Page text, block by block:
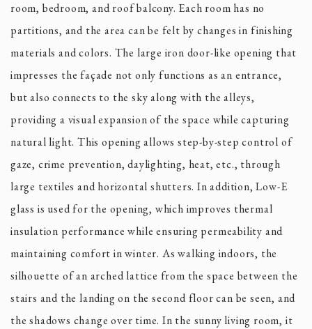
room, bedroom, and roof balcony. Each room has no
partitions, and the area can be felt by changes in finishing
materials and colors. The large iron door-like opening that
impresses the façade not only functions as an entrance,
but also connects to the sky along with the alleys,
providing a visual expansion of the space while capturing
natural light. This opening allows step-by-step control of
gaze, crime prevention, daylighting, heat, etc., through
large textiles and horizontal shutters. In addition, Low-E
glass is used for the opening, which improves thermal
insulation performance while ensuring permeability and
maintaining comfort in winter. As walking indoors, the
silhouette of an arched lattice from the space between the
stairs and the landing on the second floor can be seen, and
the shadows change over time. In the sunny living room, it